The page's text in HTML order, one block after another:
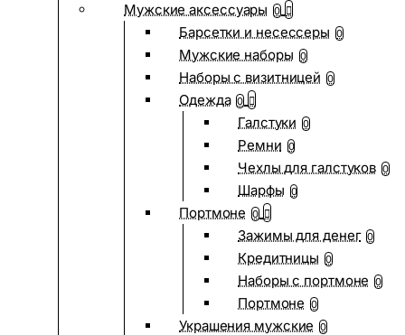
Мужские аксессуары 0
Барсетки и несессеры 0
Мужские наборы 0
Наборы с визитницей 0
Одежда 0
Галстуки 0
Ремни 0
Чехлы для галстуков 0
Шарфы 0
Портмоне 0
Зажимы для денег 0
Кредитницы 0
Наборы с портмоне 0
Портмоне 0
Украшения мужские 0